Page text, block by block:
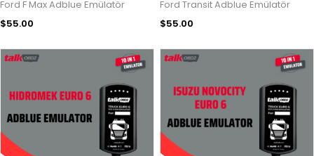
Ford F Max Adblue Emülatör
$55.00
Ford Transit Adblue Emülatör
$55.00